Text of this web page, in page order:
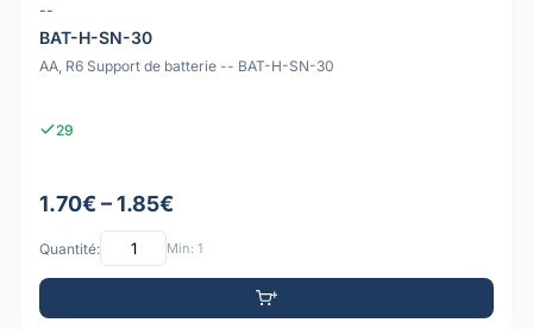
--
BAT-H-SN-30
AA, R6 Support de batterie -- BAT-H-SN-30
29
1.70€ – 1.85€
Quantité: Min: 1